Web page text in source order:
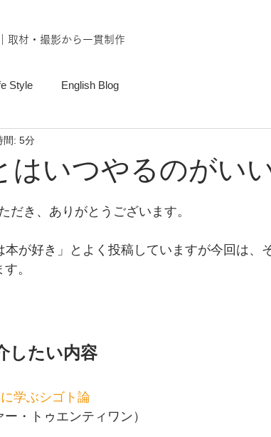
取材・撮影から一貫制作
Style English Blog
はいつやるのがい
間: 5分
だき、ありがとうございます。
が好き」とよく投稿していますが今回は、
。
したい内容
学ぶシゴト論
・トゥエンティワン）